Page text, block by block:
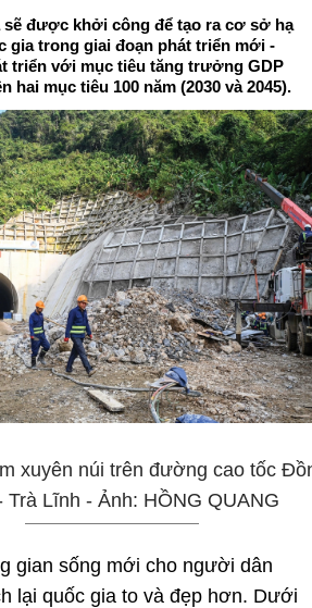
sẽ được khởi công để tạo ra cơ sở hạ
gia trong giai đoạn phát triển mới -
triển với mục tiêu tăng trưởng GDP
hai mục tiêu 100 năm (2030 và 2045).
xuyên núi trên đường cao tốc
Trà Lĩnh - Ảnh: HỒNG QUANG
gian sống mới cho người dân
lại quốc gia to và đẹp hơn. Dưới